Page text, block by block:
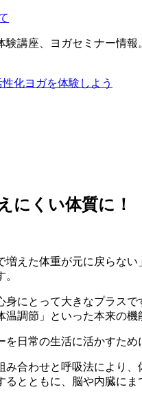
験講座、ヨガセミナー情
化ヨガを体験しよう
にくい体質に！
えた体重が元に戻らな
にとって大きなプラス
調節」といった本来の機
日常の生活に活かすた
合わせと呼吸法により
とともに、脳や内臓に